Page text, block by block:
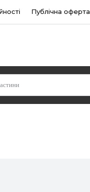
Публічна оферта